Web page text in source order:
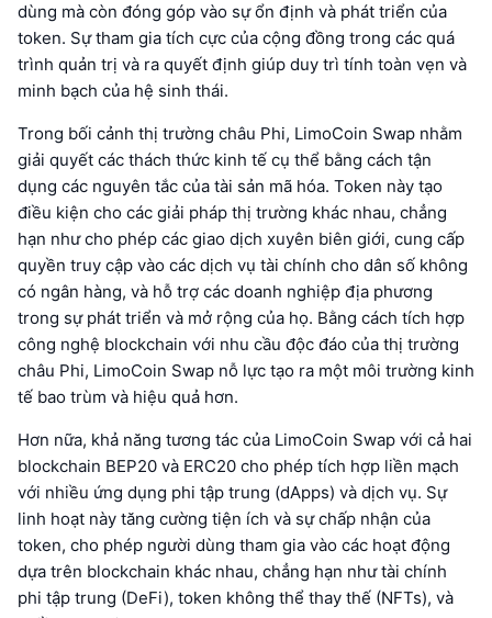
dùng mà còn đóng góp vào sự ổn định và phát triển của
token. Sự tham gia tích cực của cộng đồng trong các quá
trình quản trị và ra quyết định giúp duy trì tính toàn vẹn và
minh bạch của hệ sinh thái.
Trong bối cảnh thị trường châu Phi, LimoCoin Swap nhằm
giải quyết các thách thức kinh tế cụ thể bằng cách tận
dụng các nguyên tắc của tài sản mã hóa. Token này tạo
điều kiện cho các giải pháp thị trường khác nhau, chẳng
hạn như cho phép các giao dịch xuyên biên giới, cung cấp
quyền truy cập vào các dịch vụ tài chính cho dân số không
có ngân hàng, và hỗ trợ các doanh nghiệp địa phương
trong sự phát triển và mở rộng của họ. Bằng cách tích hợp
công nghệ blockchain với nhu cầu độc đáo của thị trường
châu Phi, LimoCoin Swap nỗ lực tạo ra một môi trường kinh
tế bao trùm và hiệu quả hơn.
Hơn nữa, khả năng tương tác của LimoCoin Swap với cả hai
blockchain BEP20 và ERC20 cho phép tích hợp liền mạch
với nhiều ứng dụng phi tập trung (dApps) và dịch vụ. Sự
linh hoạt này tăng cường tiện ích và sự chấp nhận của
token, cho phép người dùng tham gia vào các hoạt động
dựa trên blockchain khác nhau, chẳng hạn như tài chính
phi tập trung (DeFi), token không thể thay thế (NFTs), và